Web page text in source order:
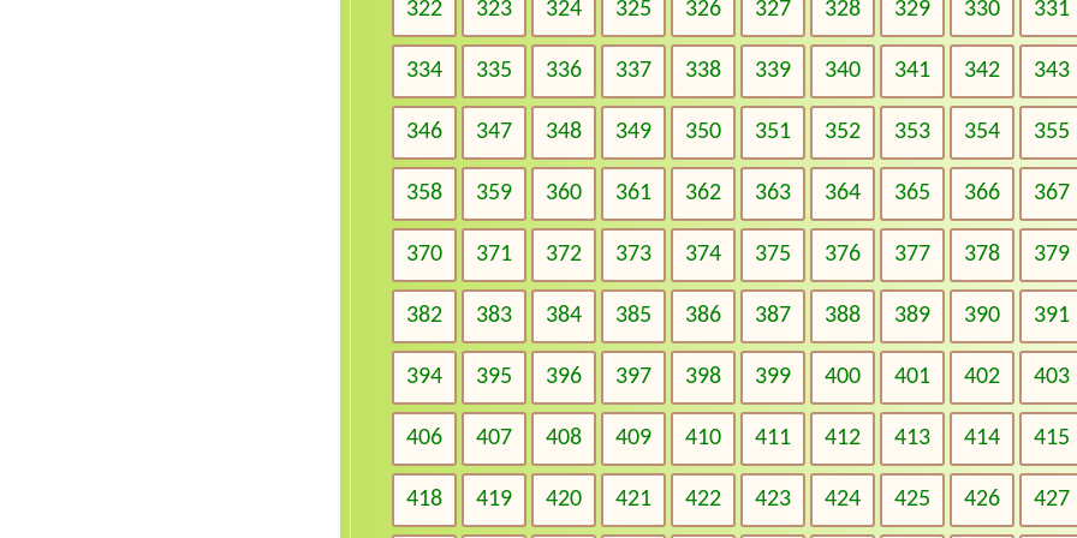
322 323 324 325 326 327 328 329 330 331
334 335 336 337 338 339 340 341 342 343
346 347 348 349 350 351 352 353 354 355
358 359 360 361 362 363 364 365 366 367
370 371 372 373 374 375 376 377 378 379
382 383 384 385 386 387 388 389 390 391
394 395 396 397 398 399 400 401 402 403
406 407 408 409 410 411 412 413 414 415
418 419 420 421 422 423 424 425 426 427